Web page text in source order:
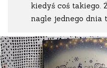
kiedyś coś takiego.
nagle jednego dnia